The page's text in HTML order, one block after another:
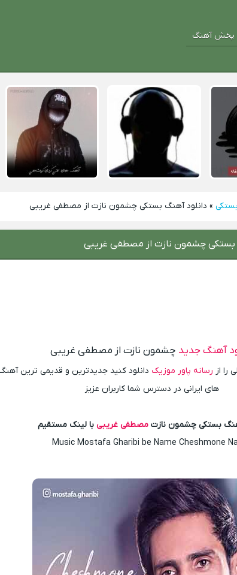
پخش آهنگ
» دانلود آهنگ بستکی چشمون نازت از مصطفی غریبی
بستکی چشمون نازت از مصطفی غریبی
آهنگ جدید چشمون نازت از مصطفی غریبی
را از رسانه پاور موزیک دانلود کنید جدیدترین و قدیمی ترین
های ایرانی در دسترس شما کاربران عزیز
بستکی چشمون نازتمصطفی غریبی با لینک مستقیم
Music Mostafa Gharibi be Name Cheshmone